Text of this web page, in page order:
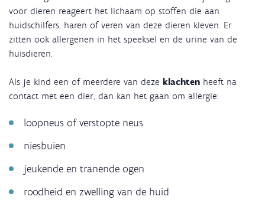
voor dieren reageert het lichaam op stoffen die aan
huidschilfers, haren of veren van deze dieren kleven. Er
zitten ook allergenen in het speeksel en de urine van de
huisdieren.
Als je kind een of meerdere van deze klachten heeft na
contact met een dier, dan kan het gaan om allergie:
loopneus of verstopte neus
niesbuien
jeukende en tranende ogen
roodheid en zwelling van de huid